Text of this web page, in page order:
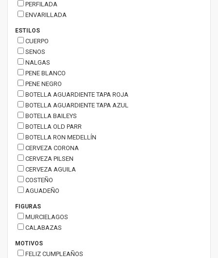
PERFILADA
ENVARILLADA
ESTILOS
CUERPO
SENOS
NALGAS
PENE BLANCO
PENE NEGRO
BOTELLA AGUARDIENTE TAPA ROJA
BOTELLA AGUARDIENTE TAPA AZUL
BOTELLA BAILEYS
BOTELLA OLD PARR
BOTELLA RON MEDELLÍN
CERVEZA CORONA
CERVEZA PILSEN
CERVEZA AGUILA
COSTEÑO
AGUADEÑO
FIGURAS
MURCIELAGOS
CALABAZAS
MOTIVOS
FELIZ CUMPLEAÑOS